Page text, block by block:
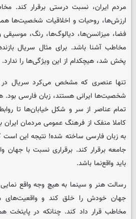
مردم ایران، نسبت درستی برقرار کند.
ارزش‌ها، روحیات و اخلاقیات شخصیت‌ها
فضا، میزانسن‌ها، دیالوگ‌ها، رنگ‌، موسیقی
مخاطب آشنا باشد. برای مثال سریال
پخش شد، هیچکدام از این ویژگی‌ها را ندارد.
تنها عنصری که مشخص می‌کرد سریال در
شخصیت‌ها ایرانی هستند، زبان فارسی
تمام عناصر از سر و شکل خیابان‌ها تا
کاملا منفک از فرهنگ عمومی مردمان
به زبان فارسی ساخته شده! نتیجه این است
جامعه برقرار کند. برقراری نسبت با جهان
باید واقع‌نما باشد.
رسالت هنر و سینما به هیچ وجه واقع
جهان خودش را خلق کند و
مخاطب قرار داد کند. چنانکه در پایتخت